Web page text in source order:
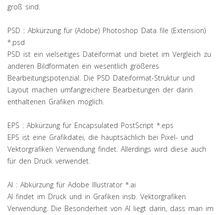
groß sind.
PSD : Abkürzung für (Adobe) Photoshop Data file (Extension)
*.psd
PSD ist ein vielseitiges Dateiformat und bietet im Vergleich zu
anderen Bildformaten ein wesentlich größeres
Bearbeitungspotenzial. Die PSD Dateiformat-Struktur und
Layout machen umfangreichere Bearbeitungen der darin
enthaltenen Grafiken möglich.
EPS : Abkürzung für Encapsulated PostScript *.eps
EPS ist eine Grafikdatei, die hauptsächlich bei Pixel- und
Vektorgrafiken Verwendung findet. Allerdings wird diese auch
für den Druck verwendet.
AI : Abkürzung für Adobe Illustrator *.ai
AI findet im Druck und in Grafiken insb. Vektorgrafiken
Verwendung. Die Besonderheit von AI liegt darin, dass man im